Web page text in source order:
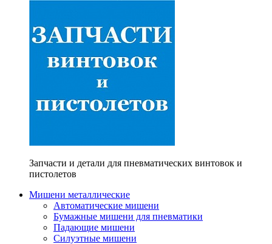
Запчасти и детали для пневматических винтовок и
пистолетов
Мишени металлические
Автоматические мишени
Бумажные мишени для пневматики
Падающие мишени
Силуэтные мишени